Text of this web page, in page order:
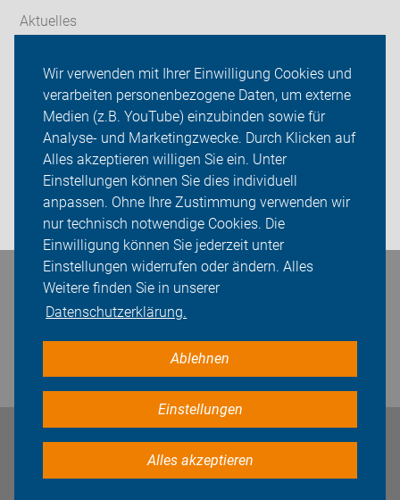
Wir verwenden mit Ihrer Einwilligung Cookies und
verarbeiten personenbezogene Daten, um externe
Medien (z.B. YouTube) einzubinden sowie für
Analyse- und Marketingzwecke. Durch Klicken auf
Alles akzeptieren willigen Sie ein. Unter
Einstellungen können Sie dies individuell
anpassen. Ohne Ihre Zustimmung verwenden wir
nur technisch notwendige Cookies. Die
Einwilligung können Sie jederzeit unter
Einstellungen widerrufen oder ändern. Alles
Weitere finden Sie in unserer
Datenschutzerklärung.
Ablehnen
Einstellungen
Alles akzeptieren
Aktuelles
Galerien
ADFC OG Diepholz
Sei dabei
Login
Bleiben Sie in Kontakt